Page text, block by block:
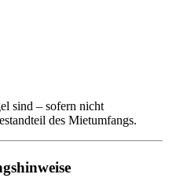
sind – sofern nicht
des Mietumfangs.